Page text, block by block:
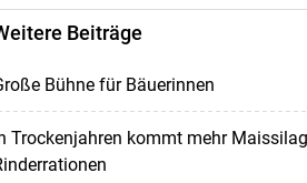
Beiträge
Bühne für Bäuerinnen
Trockenjahren kommt mehr